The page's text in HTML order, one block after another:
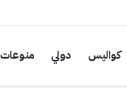
كواليس دولي منوعات